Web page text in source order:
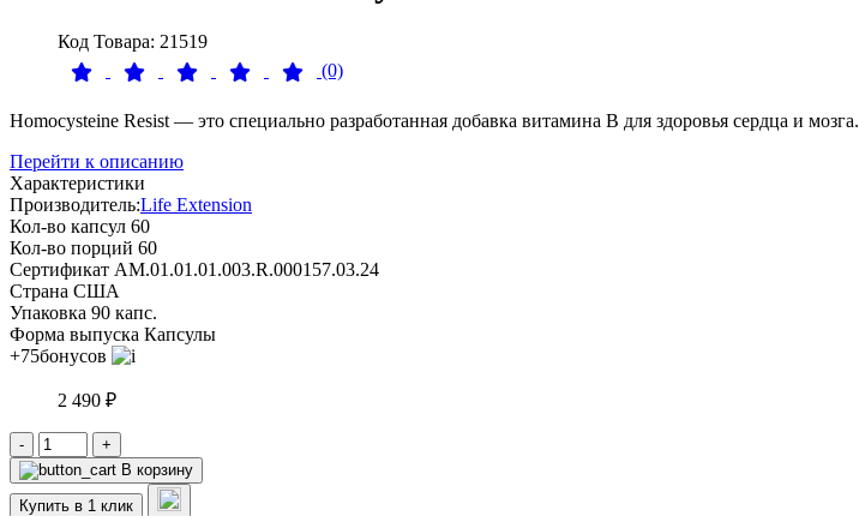
Код Товара: 21519
(0)
Homocysteine Resist — это специально разработанная добавка витамина B для здоровья сердца и мозга.
Перейти к описанию
Характеристики
Производитель:Life Extension
Кол-во капсул 60
Кол-во порций 60
Сертификат AM.01.01.01.003.R.000157.03.24
Страна США
Упаковка 90 капс.
Форма выпуска Капсулы
+75бонусов
2 490 ₽
-
+
В корзину
Купить в 1 клик